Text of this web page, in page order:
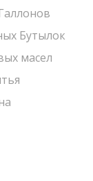
Бутылок
масел